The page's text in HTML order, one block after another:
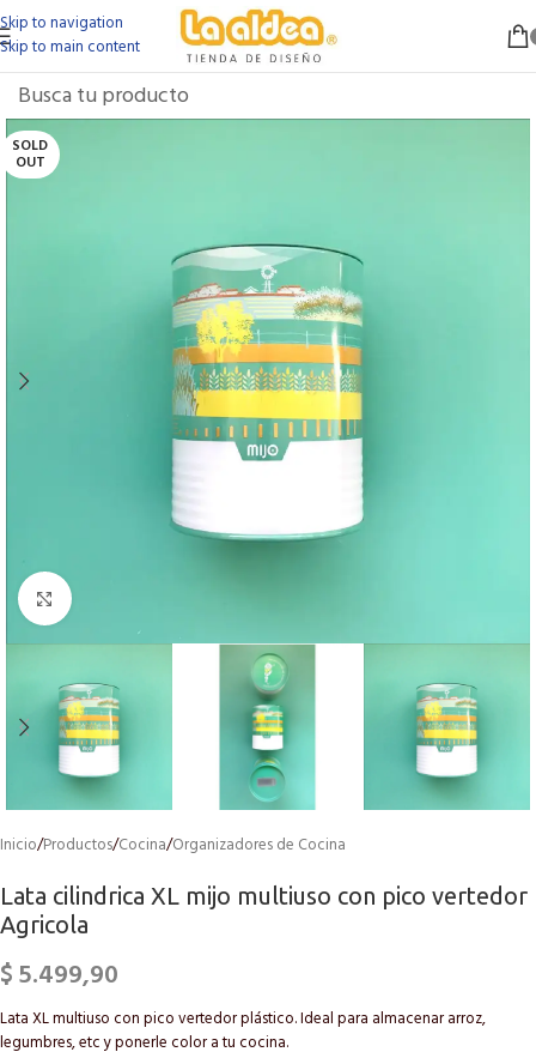
Skip to navigation
Skip to main content
SOLD
OUT
Click to enlarge
Inicio/Productos/Cocina/Organizadores de Cocina
Lata cilindrica XL mijo multiuso con pico vertedor
Agricola
$5.499,90
Lata XL multiuso con pico vertedor plástico. Ideal para almacenar arroz,
legumbres, etc y ponerle color a tu cocina.